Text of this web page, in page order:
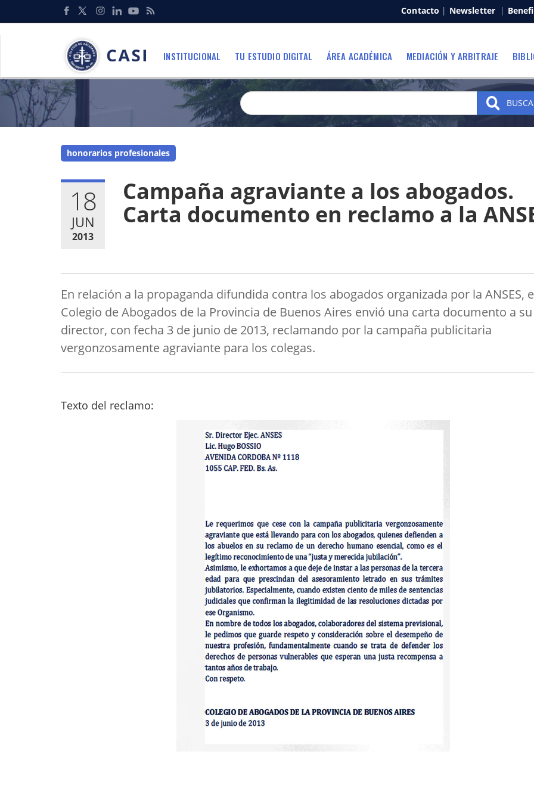
Redes
Sociales
Menu
Contacto | Newsletter |
INSTITUCIONAL TU ESTUDIO DIGITAL ÁREA ACADÉMICA MEDIACIÓN Y ARBITRAJE
honorarios profesionales
18
JUN
2013
Campaña agraviante a los abogados.
Carta documento en reclamo a la
En relación a la propaganda difundida contra los abogados organizada por la ANSES,
Colegio de Abogados de la Provincia de Buenos Aires envió una carta documento a su
director, con fecha 3 de junio de 2013, reclamando por la campaña publicitaria
vergonzosamente agraviante para los colegas.
Texto del reclamo: